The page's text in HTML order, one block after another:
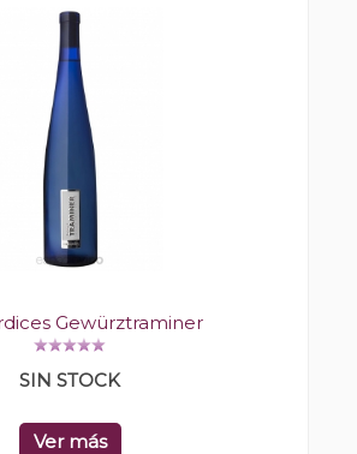
Gewürztraminer
SIN STOCK
Ver más